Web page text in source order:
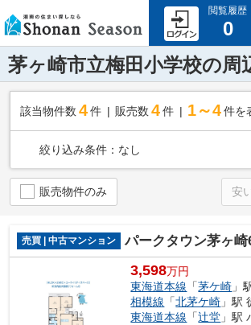
閲覧履歴
0
茅ヶ崎市立梅田小学校の周
該当物件数 4件 販売数 4 件 1～4 件を
絞り込み条件： なし
販売物件のみ
売買 | 中古マンション パークタウン茅ヶ崎
3,598万円
東海道本線 「茅ケ崎 」
相模線 「北茅ケ崎 」駅
東海道本線 「辻堂 」駅